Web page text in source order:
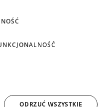
inspiracje
ODRZUĆ WSZYSTKIE